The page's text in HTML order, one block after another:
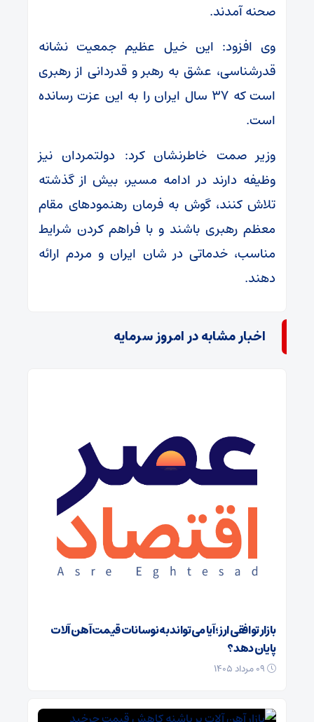
صحنه آمدند.
وی افزود: این خیل عظیم جمعیت نشانه
قدرشناسی، عشق به رهبر و قدردانی از رهبری
است که ۳۷ سال ایران را به این عزت رسانده
است.
وزیر صمت خاطرنشان کرد: دولتمردان نیز
وظیفه دارند در ادامه مسیر، بیش از گذشته
تلاش کنند، گوش به فرمان رهنمودهای مقام
معظم رهبری باشند و با فراهم کردن شرایط
مناسب، خدماتی در شان ایران و مردم ارائه
دهند.
اخبار مشابه در امروز سرمایه
بازار توافقی ارز؛ آیا می‌تواند به نوسانات قیمت آهن‌ آلات
پایان دهد؟